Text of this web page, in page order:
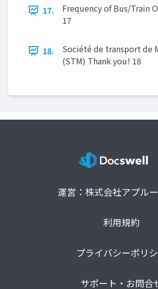
17.
Frequency of Bus/Train
17
18.
Société de transport de
(STM) Thank you! 18
運営：株式会社アプル
利用規約
プライバシーポリ
サポート・お問合